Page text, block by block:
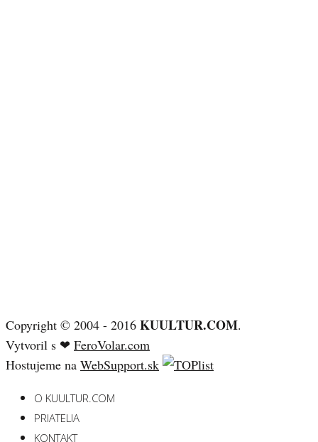
Copyright © 2004 - 2016 KUULTUR.COM.
Vytvoril s ❤ FeroVolar.com
Hostujeme na WebSupport.sk
O KUULTUR.COM
PRIATELIA
KONTAKT